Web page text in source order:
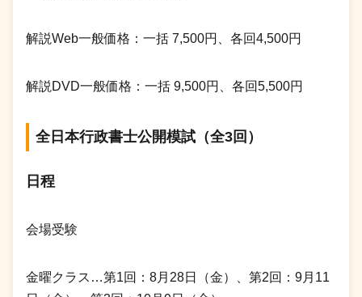
解説Web一般価格：一括 7,500円、各回4,500円
解説DVD一般価格：一括 9,500円、各回5,500円
全日本行政書士公開模試（全3回）
日程
会場受験
金曜クラス…第1回：8月28日（金）、第2回：9月11